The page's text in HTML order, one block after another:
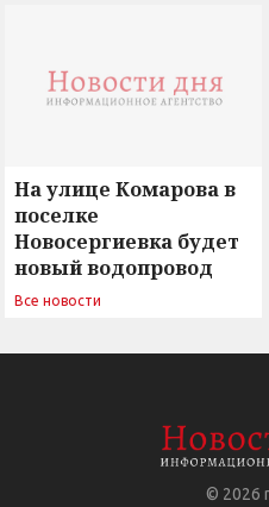
На улице Комарова в
поселке
Новосергиевка будет
новый водопровод
Все новости
© 2026